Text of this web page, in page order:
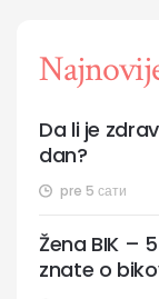
pre 5 сати
Da li je
dan?
Žena BIK –
znate o